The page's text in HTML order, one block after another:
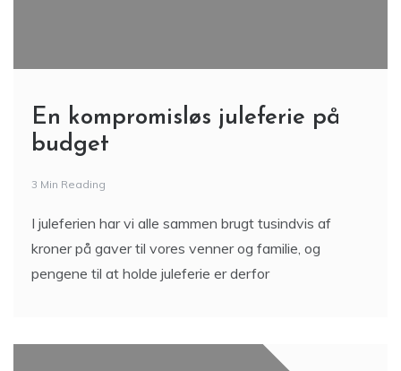
En kompromisløs juleferie på
budget
3 Min Reading
I juleferien har vi alle sammen brugt tusindvis af
kroner på gaver til vores venner og familie, og
pengene til at holde juleferie er derfor